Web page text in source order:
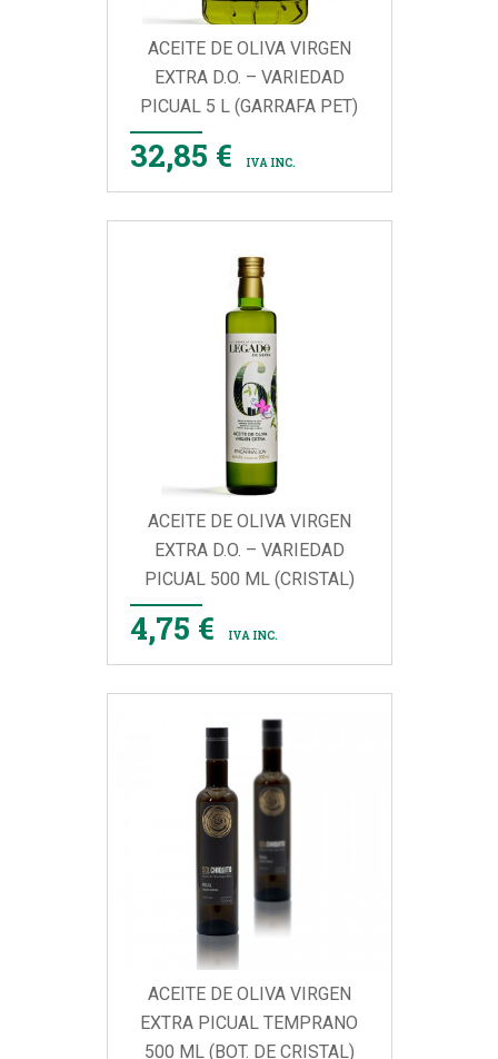
ACEITE DE OLIVA VIRGEN
EXTRA D.O. – VARIEDAD
PICUAL 5 L (GARRAFA PET)
32,85 € IVA INC.
ACEITE DE OLIVA VIRGEN
EXTRA D.O. – VARIEDAD
PICUAL 500 ML (CRISTAL)
4,75 € IVA INC.
ACEITE DE OLIVA VIRGEN
EXTRA PICUAL TEMPRANO
500 ML (BOT. DE CRISTAL)